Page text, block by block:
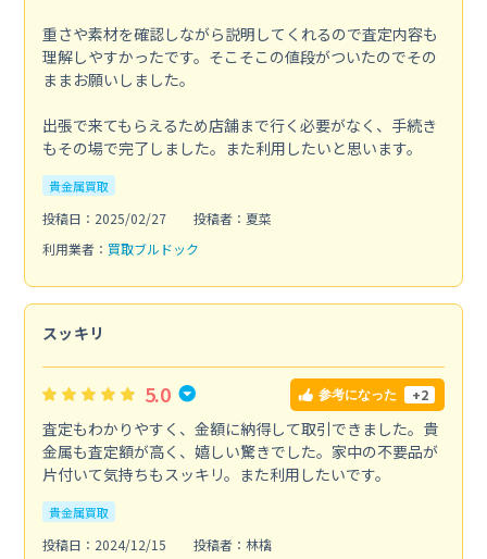
重さや素材を確認しながら説明してくれるので査定内容も
理解しやすかったです。そこそこの値段がついたのでその
ままお願いしました。
出張で来てもらえるため店舗まで行く必要がなく、手続き
もその場で完了しました。また利用したいと思います。
貴金属買取
投稿日：2025/02/27
投稿者：夏菜
利用業者： 買取ブルドック
スッキリ
5.0 参考になった +2
査定もわかりやすく、金額に納得して取引できました。貴
金属も査定額が高く、嬉しい驚きでした。家中の不要品が
片付いて気持ちもスッキリ。また利用したいです。
貴金属買取
投稿日：2024/12/15
投稿者：林檎